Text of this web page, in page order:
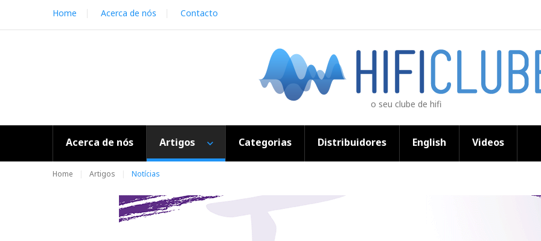
i
Home Acerca de nós Contacto
o seu clube de hifi
Acerca de nós Artigos Categorias Distribuidores English Videos
Home Artigos Notícias